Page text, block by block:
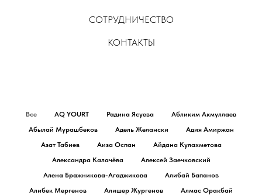
СОТРУДНИЧЕСТВО
КОНТАКТЫ
Все AQ YOURT Радина Ясуева
Абликим Акмуллаев
Абылай Мурашбеков
Адель Желански
Адия Амиржан
Азат Табиев
Аиза Оспан
Айдана Кулахметова
Александра Калачёва
Алексей Заечковский
Алена Бражникова-Агаджикова
Алибай Бапанов
Алибек Мергенов
Алишер Жургенов
Алмас Оракбай